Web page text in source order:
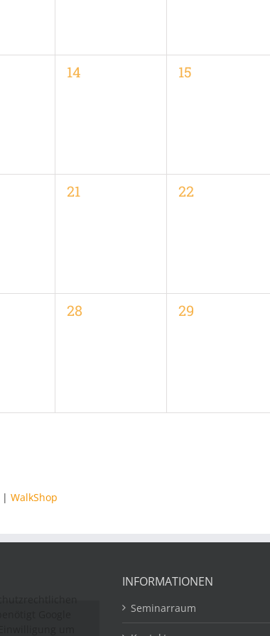
0
14
0
15
0
21
0
22
0
28
0
29
| WalkShop
INFORMATIONEN
Seminarraum